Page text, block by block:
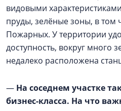
видовыми
пруды, зелёные зоны, в том
Пожарных. У территории
доступность, вокруг много
недалеко расположена
— На соседнем участке
бизнес-класса. На что